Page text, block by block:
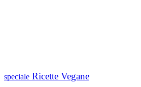
speciale Ricette Vegane